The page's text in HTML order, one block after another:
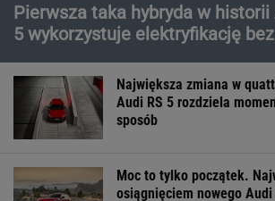
Pierwsza taka hybryda w historii
5 wykorzystuje elektryfikację
Największa zmiana w
Audi RS 5 rozdziela
sposób
Moc to tylko początek.
osiągnięciem nowego Audi